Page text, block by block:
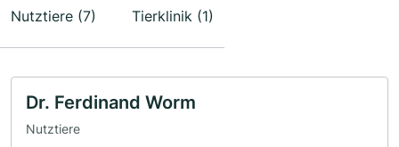
Nutztiere (7) Tierklinik (1)
Dr. Ferdinand Worm
Nutztiere